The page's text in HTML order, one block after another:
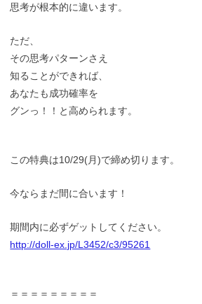
思考が根本的に違います。
ただ、
その思考パターンさえ
知ることができれば、
あなたも成功確率を
グンっ！！と高められます。
この特典は10/29(月)で締め切ります。
今ならまだ間に合います！
期間内に必ずゲットしてください。
http://doll-ex.jp/L3452/c3/95261
＝＝＝＝＝＝＝＝＝